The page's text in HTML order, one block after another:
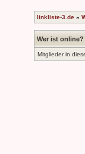
linkliste-3.de »
Wer ist online?
Mitglieder in